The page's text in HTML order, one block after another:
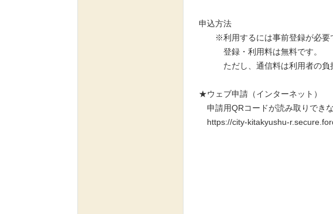
申込方法
※利用するには事前登録が必要
登録・利用料は無料です。
ただし、通信料は利用者の負担
★ウェブ申請（インターネット）
申請用QRコードが読み取りでき
https://city-kitakyushu-
↑アンダ